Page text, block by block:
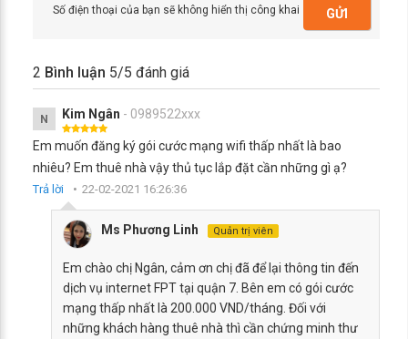
Số điện thoại của bạn sẽ không hiển thị công khai GỬI
2 Bình luận 5/5 đánh giá
N Kim Ngân - 0989522xxx
Em muốn đăng ký gói cước mạng wifi thấp nhất là bao
nhiêu? Em thuê nhà vậy thủ tục lắp đặt cần những gì ạ?
Trả lời 22-02-2021 16:26:36
Ms Phương Linh Quản trị viên
Em chào chị Ngân, cảm ơn chị đã để lại thông tin đến
dịch vụ internet FPT tại quận 7. Bên em có gói cước
mạng thấp nhất là 200.000 VND/tháng. Đối với
những khách hàng thuê nhà thì cần chứng minh thư